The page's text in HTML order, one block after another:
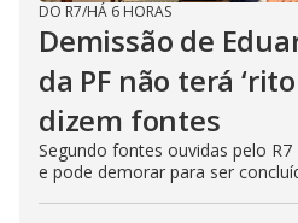
DO R7/HÁ 6 HORAS
Demissão de
da PF não terá
dizem fontes
Segundo fontes ouvidas pelo
e pode demorar para ser